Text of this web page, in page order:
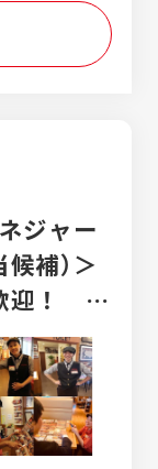
や疑問点を先
場での実践
での実践経
ジャー
補）＞
迎！ ●
実！ ●
資中！